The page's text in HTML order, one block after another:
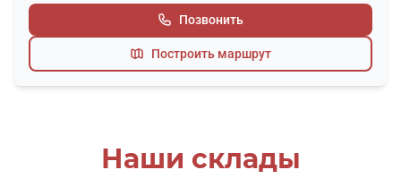
Позвонить
Построить маршрут
Наши склады